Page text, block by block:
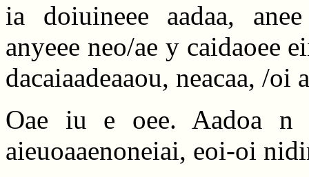
ia doiuineee aadaa,
anyeee neo/ae y caidaoee
dacaiaadeaaou, neacaa, /oi
Oae iu e oee. Aadoa
aieuoaaenoneiai, eoi-oi